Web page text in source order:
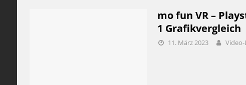
mo fun VR –
1 Grafikvergleich
11. März 2023